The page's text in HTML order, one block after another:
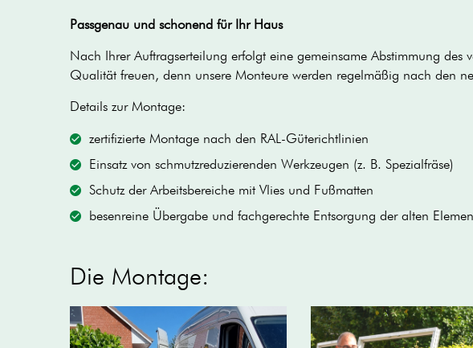
Passgenau und schonend für Ihr Haus
Nach Ihrer Auftragserteilung erfolgt eine gemeinsame Abstimmung
Qualität freuen, denn unsere Monteure werden regelmäßig nach den
Details zur Montage:
zertifizierte Montage nach den RAL-Güterichtlinien
Einsatz von schmutzreduzierenden Werkzeugen (z. B. Spezialfräse)
Schutz der Arbeitsbereiche mit Vlies und Fußmatten
besenreine Übergabe und fachgerechte Entsorgung der alten
Die Montage: